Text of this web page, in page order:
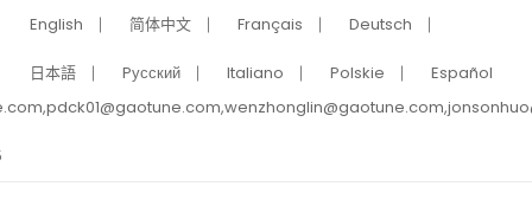
English 简体中文 Français Deutsch
日本語 Pусский Italiano Polskie
Español